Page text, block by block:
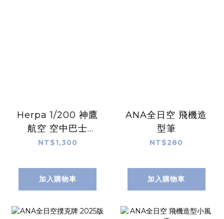
Herpa 1/200 神鷹
航空 空中巴士
A320「粉紅飛翔
NT$1,300
加入購物車
ANA全日空 飛機造
型筆
NT$280
加入購物車